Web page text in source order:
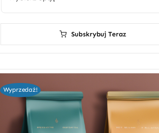
Subskrybuj Teraz
Wyprzedaż!